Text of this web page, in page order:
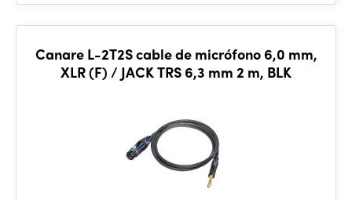
Canare L-2T2S cable de micrófono 6,0 mm,
XLR (F) / JACK TRS 6,3 mm 2 m, BLK